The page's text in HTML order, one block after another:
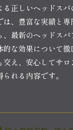
正しいヘッドスパ
は、豊富な実績と
、最新のヘッドス
的な効果について
交え、安心してサ
れる内容です。